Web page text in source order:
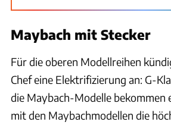
Maybach mit Stecker
Für die oberen Modellreihen
Chef eine Elektrifizierung an: G-
die Maybach-Modelle bekommen
mit den Maybachmodellen die